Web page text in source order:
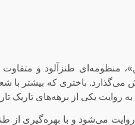
منظومه‌ای طنزآلود و
می‌گذارد. باختری که بیشتر
به روایت یکی از برهه‌های تاریک
می‌شود و با بهره‌گیری از